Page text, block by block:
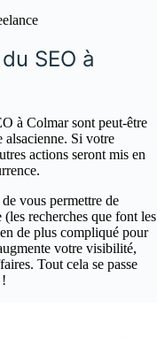
SEO à
à Colmar sont peut-être
alsacienne. Si votre
actions seront mis en
vous permettre de
recherches que font les
de plus compliqué pour
votre visibilité,
Tout cela se passe